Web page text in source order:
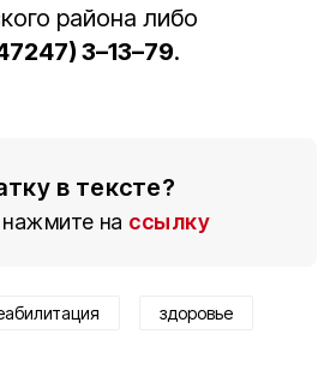
района либо
3–13–79.
в тексте?
на ссылку
здоровье